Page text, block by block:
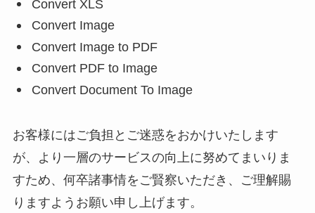
Convert XLS
Convert Image
Convert Image to PDF
Convert PDF to Image
Convert Document To Image
お客様にはご負担とご迷惑をおかけいたします
が、より一層のサービスの向上に努めてまいりま
すため、何卒諸事情をご賢察いただき、ご理解賜
りますようお願い申し上げます。